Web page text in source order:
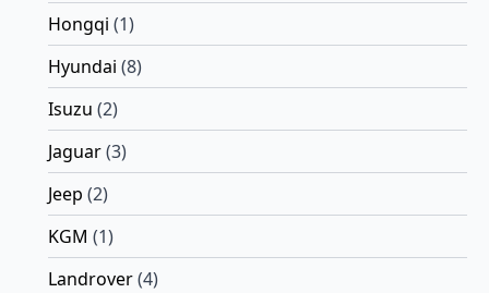
Hongqi (1)
Hyundai (8)
Isuzu (2)
Jaguar(3)
Jeep (2)
KGM (1)
Landrover(4)